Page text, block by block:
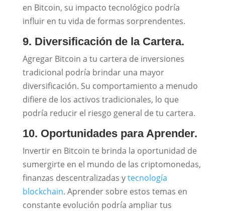
en Bitcoin, su impacto tecnológico podría
influir en tu vida de formas sorprendentes.
9. Diversificación de la Cartera.
Agregar Bitcoin a tu cartera de inversiones
tradicional podría brindar una mayor
diversificación. Su comportamiento a menudo
difiere de los activos tradicionales, lo que
podría reducir el riesgo general de tu cartera.
10. Oportunidades para Aprender.
Invertir en Bitcoin te brinda la oportunidad de
sumergirte en el mundo de las criptomonedas,
finanzas descentralizadas ytecnología
blockchain. Aprender sobre estos temas en
constante evolución podría ampliar tus